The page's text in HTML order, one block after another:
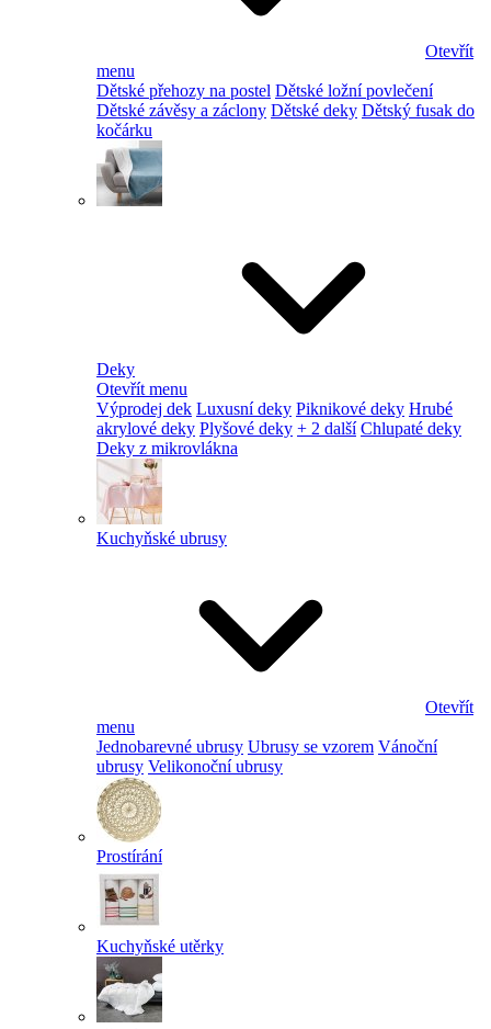
Otevřít
menu
Dětské přehozy na postel Dětské ložní povlečení
Dětské závěsy a záclony Dětské deky Dětský fusak do
kočárku
Deky
Otevřít menu
Výprodej dek Luxusní deky Piknikové deky Hrubé
akrylové deky Plyšové deky + 2 další Chlupaté deky
Deky z mikrovlákna
Kuchyňské ubrusy
Otevřít
menu
Jednobarevné ubrusy Ubrusy se vzorem Vánoční
ubrusy Velikonoční ubrusy
Prostírání
Kuchyňské utěrky